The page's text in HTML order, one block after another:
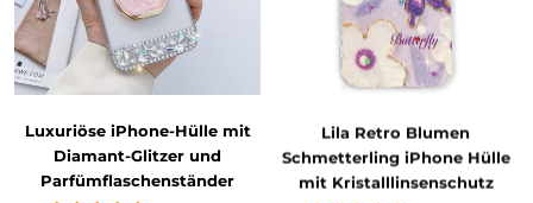
Luxuriöse iPhone-Hülle mit
Diamant-Glitzer und
Parfümflaschenständer
Lila Retro Blumen
Schmetterling iPhone Hülle
mit Kristalllinsenschutz